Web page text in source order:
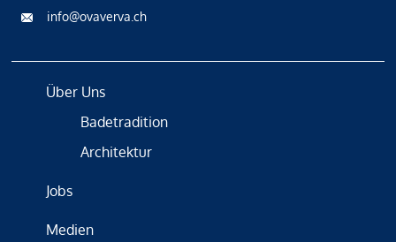
info@ovaverva.ch
Über Uns
Badetradition
Architektur
Jobs
Medien